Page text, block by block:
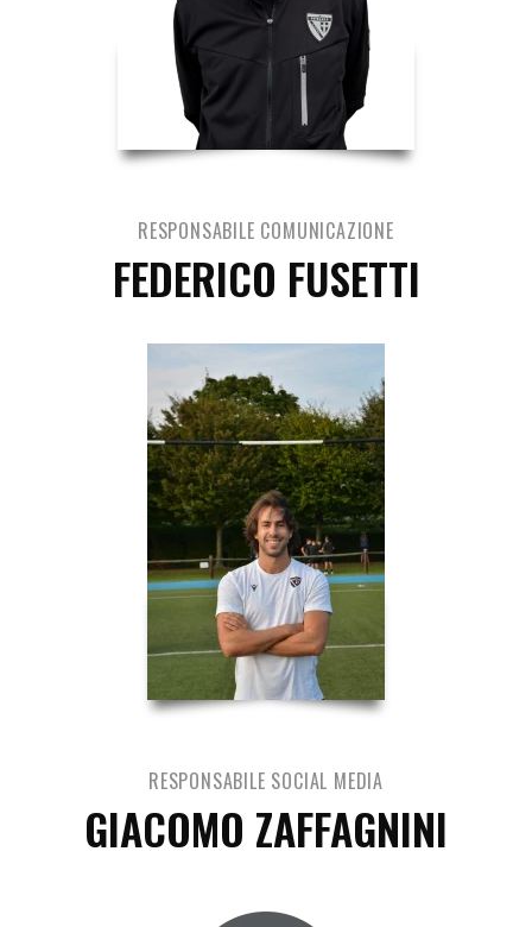
RESPONSABILE COMUNICAZIONE
FEDERICO FUSETTI
RESPONSABILE SOCIAL MEDIA
GIACOMO ZAFFAGNINI